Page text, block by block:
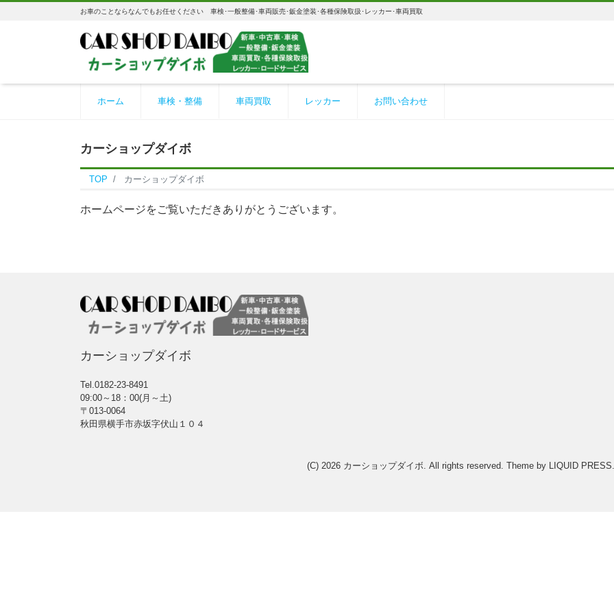
お車のことならなんでもお任せください 車検･一般整備･車両販売･鈑金塗装･各種保険取扱･レッカー･車両買取
ホーム 車検・整備 車両買取 レッカー お問い合わせ
カーショップダイボ
TOP カーショップダイボ
ホームページをご覧いただきありがとうございます。
カーショップダイボ
Tel.0182-23-8491
09:00～18：00(月～土)
〒013-0064
秋田県横手市赤坂字伏山１０４
(C) 2026 カーショップダイボ. All rights reserved. Theme by LIQUID PRESS.